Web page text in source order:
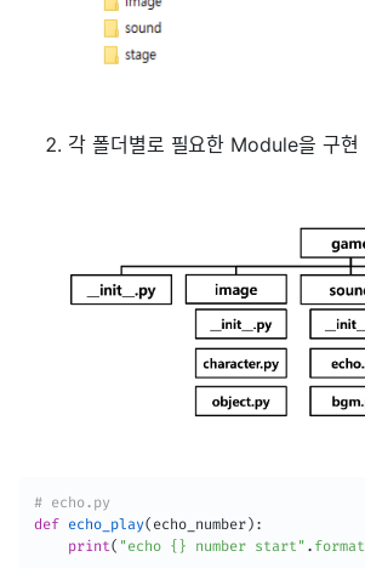
각 폴더별로 필요한 Module을 구현
# echo.py
def echo_play( echo_number ) :
print( "echo {} number start" . format